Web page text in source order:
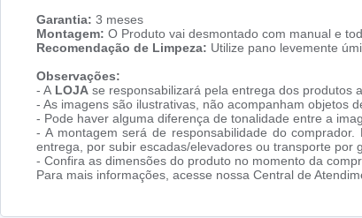
Garantia: 3 meses
Montagem: O Produto vai desmontado com manual e
Recomendação de Limpeza: Utilize pano levemente
Observações:
- A LOJA se responsabilizará pela entrega dos produtos
- As imagens são ilustrativas, não acompanham objetos
- Pode haver alguma diferença de tonalidade entre a
- A montagem será de responsabilidade do
entrega, por subir escadas/elevadores ou transporte por
- Confira as dimensões do produto no momento da
Para mais informações, acesse nossa Central de